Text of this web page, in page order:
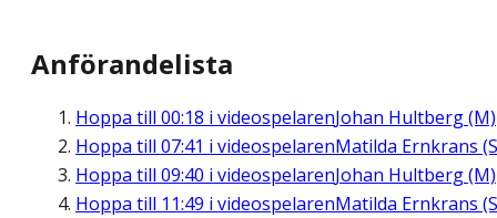
Anförandelista
Hoppa till 00:18 i videospelarenJohan Hultberg (M)
Hoppa till 07:41 i videospelarenMatilda Ernkrans
Hoppa till 09:40 i videospelarenJohan Hultberg (M)
Hoppa till 11:49 i videospelarenMatilda Ernkrans